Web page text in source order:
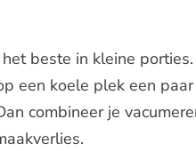
beste in kleine
een koele plek een
combineer je